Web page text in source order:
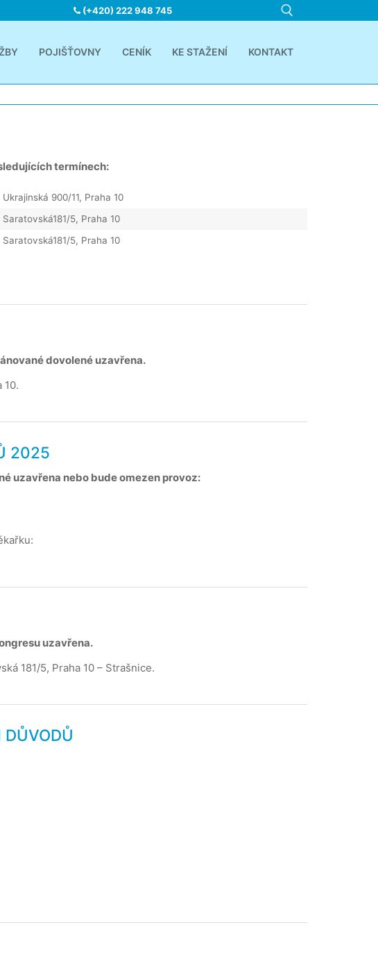
(+420) 222 948 745
POJIŠŤOVNY CENÍK KE STAŽENÍ KONTAKT
termínech:
Ukrajinská 900/11, Praha 10
Saratovská181/5, Praha 10
Saratovská181/5, Praha 10
dovolené uzavřena.
10.
2025
uzavřena nebo bude omezen provoz:
uzavřena.
181/5, Praha 10 – Strašnice.